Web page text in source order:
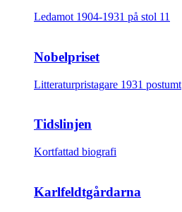
Ledamot 1904-1931 på stol 11
Nobelpriset
Litteraturpristagare 1931 postumt
Tidslinjen
Kortfattad biografi
Karlfeldtgårdarna